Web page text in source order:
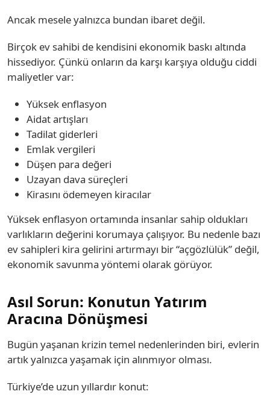
Ancak mesele yalnızca bundan ibaret değil.
Birçok ev sahibi de kendisini ekonomik baskı altında
hissediyor. Çünkü onların da karşı karşıya olduğu ciddi
maliyetler var:
Yüksek enflasyon
Aidat artışları
Tadilat giderleri
Emlak vergileri
Düşen para değeri
Uzayan dava süreçleri
Kirasını ödemeyen kiracılar
Yüksek enflasyon ortamında insanlar sahip oldukları
varlıkların değerini korumaya çalışıyor. Bu nedenle bazı
ev sahipleri kira gelirini artırmayı bir “açgözlülük” değil,
ekonomik savunma yöntemi olarak görüyor.
Asıl Sorun: Konutun Yatırım
Aracına Dönüşmesi
Bugün yaşanan krizin temel nedenlerinden biri, evlerin
artık yalnızca yaşamak için alınmıyor olması.
Türkiye’de uzun yıllardır konut: